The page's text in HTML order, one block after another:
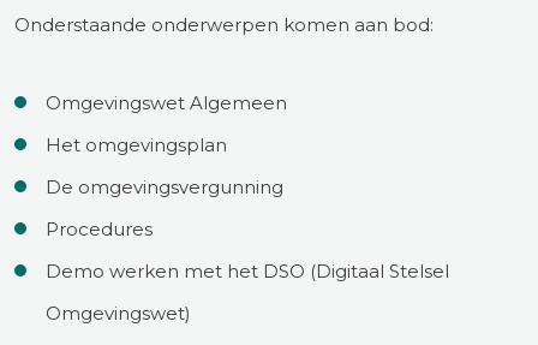
Onderstaande onderwerpen komen aan bod:
Omgevingswet Algemeen
Het omgevingsplan
De omgevingsvergunning
Procedures
Demo werken met het DSO (Digitaal Stelsel
Omgevingswet)